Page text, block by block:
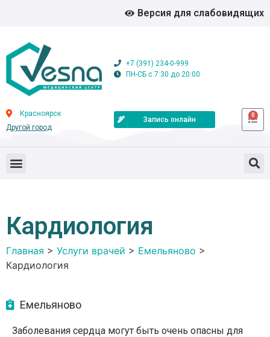
Версия для слабовидящих
+7 (391) 234-0-999
ПН-СБ с 7:30 до 20:00
Красноярск
Другой город
Запись онлайн
0
Кардиология
Главная > Услуги врачей > Емельяново >
Кардиология
Емельяново
Заболевания сердца могут быть очень опасны для